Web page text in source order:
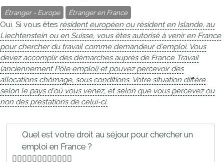
Étranger - Europe Étranger en France
Oui. Si vous êtes résident européen ou résident en Islande, au
Liechtenstein ou en Suisse, vous êtes autorisé à venir en France
pour chercher du travail comme demandeur d'emploi. Vous
devez accomplir des démarches auprès de France Travail
(anciennement Pôle emploi) et pouvez percevoir des
allocations chômage, sous conditions. Votre situation diffère
selon le pays d'où vous venez, et selon que vous percevez ou
non des prestations de celui-ci.
Quel est votre droit au séjour pour chercher un
emploi en France ?